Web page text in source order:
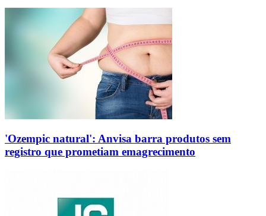
'Ozempic natural': Anvisa barra produtos sem
registro que prometiam emagrecimento